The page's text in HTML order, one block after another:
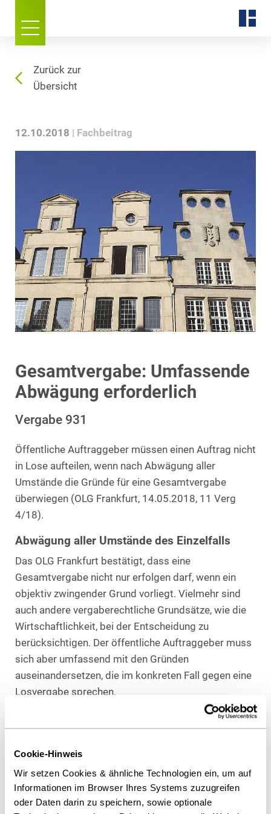
Cookie-Hinweis
Wir setzen Cookies & ähnliche Technologien ein, um auf
Informationen im Browser Ihres Systems zuzugreifen
oder Daten darin zu speichern, sowie optionale
Zurück zur
Übersicht
12.10.2018 Fachbeitrag
Gesamtvergabe: Umfassende
Abwägung erforderlich
Vergabe 931
Öffentliche Auftraggeber müssen einen Auftrag nicht
in Lose aufteilen, wenn nach Abwägung aller
Umstände die Gründe für eine Gesamtvergabe
überwiegen (OLG Frankfurt, 14.05.2018, 11 Verg
4/18).
Abwägung aller Umstände des Einzelfalls
Das OLG Frankfurt bestätigt, dass eine
Gesamtvergabe nicht nur erfolgen darf, wenn ein
objektiv zwingender Grund vorliegt. Vielmehr sind
auch andere vergaberechtliche Grundsätze, wie die
Wirtschaftlichkeit, bei der Entscheidung zu
berücksichtigen. Der öffentliche Auftraggeber muss
sich aber umfassend mit den Gründen
auseinandersetzen, die im konkreten Fall gegen eine
Losvergabe sprechen.
Empfehlung: Sorgfältige Dokumentation
und Gründe für die Gesamtvergabe im
Vergabevermerk sorgfältig und ausführlich
dokumentieren, um Angriffsrisiken auszuschließen.